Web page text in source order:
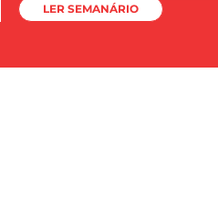
LER SEMANÁRIO